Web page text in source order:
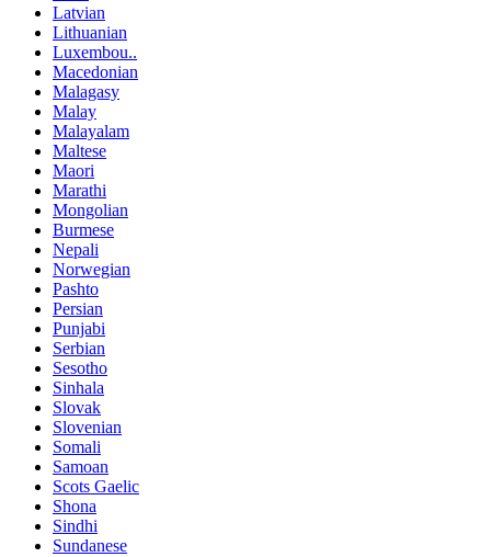
Latvian
Lithuanian
Luxembou..
Macedonian
Malagasy
Malay
Malayalam
Maltese
Maori
Marathi
Mongolian
Burmese
Nepali
Norwegian
Pashto
Persian
Punjabi
Serbian
Sesotho
Sinhala
Slovak
Slovenian
Somali
Samoan
Scots Gaelic
Shona
Sindhi
Sundanese